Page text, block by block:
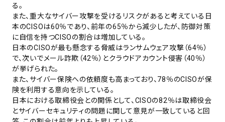
る。
また、重大なサイバー攻撃を受けるリスクがあると考えている日
本のCISOは60％であり、前年の65％から減少したが、防御対策
に自信を持つCISOの割合は増加している。
日本のCISOが最も懸念する脅威はランサムウェア攻撃（64％）
で、次いでメール詐欺（42％）とクラウドアカウント侵害（40％）
が挙げられた。
また、サイバー保険への依頼度も高まっており、78％のCISOが保
険を利用する意向を示している。
日本における取締役会との関係として、CISOの82％は取締役会
とサイバーセキュリティの問題に関して意見が一致していると回